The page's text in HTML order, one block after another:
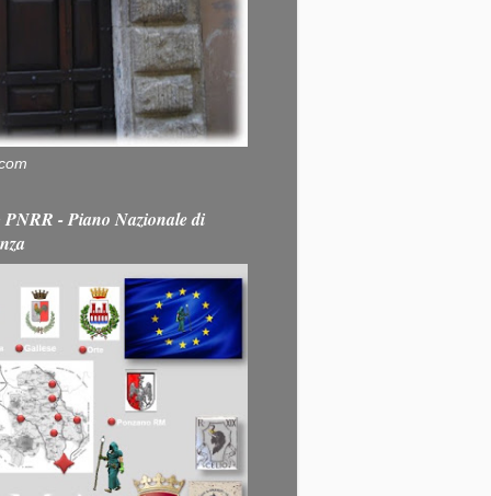
- Piano Nazionale di